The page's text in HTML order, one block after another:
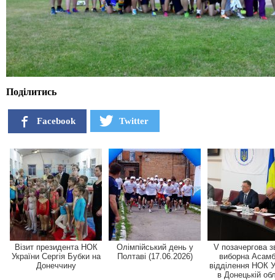
Поділитись
Facebook Twitter
Візит президента НОК
України Сергія Бубки на
Донеччину
Олімпійський день у
Полтаві (17.06.2026)
V позачергова
виборна
відділення НОК
в Донецькій